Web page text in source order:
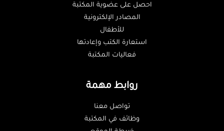
احصل على عضوية المكتبة
المصادر الإلكترونية
للأطفال
استعارة الكتب وإعادتها
فعاليات المكتبة
روابط مهمة
تواصل معنا
وظائف في المكتبة